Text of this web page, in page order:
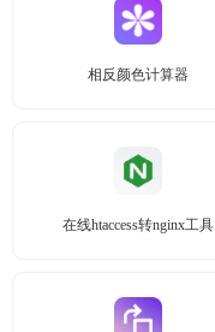
相反颜色计算器
在线htaccess转nginx工具